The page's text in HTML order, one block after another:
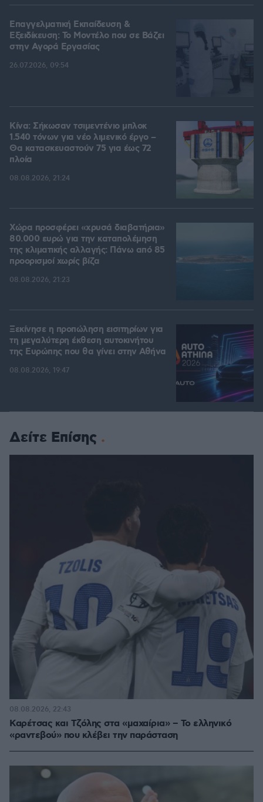
Επαγγελματική Εκπαίδευση &
Εξειδίκευση: Το Mοντέλο που σε Bάζει
στην Aγορά Eργασίας
26.07.2026, 09:54
Κίνα: Σήκωσαν τσιμεντένιο μπλοκ
1.540 τόνων για νέο λιμενικό έργο –
Θα κατασκευαστούν 75 για έως 72
πλοία
08.08.2026, 21:24
Χώρα προσφέρει «χρυσά διαβατήρια»
80.000 ευρώ για την καταπολέμηση
της κλιματικής αλλαγής: Πάνω από 85
προορισμοί χωρίς βίζα
08.08.2026, 21:23
Ξεκίνησε η προπώληση εισιτηρίων για
τη μεγαλύτερη έκθεση αυτοκινήτου
της Ευρώπης που θα γίνει στην Αθήνα
08.08.2026, 19:47
Δείτε Επίσης
Καρέτσας και Τζόλης στα «μαχαίρια» – Το ελληνικό
«ραντεβού» που κλέβει την παράσταση
08.08.2026, 22:43